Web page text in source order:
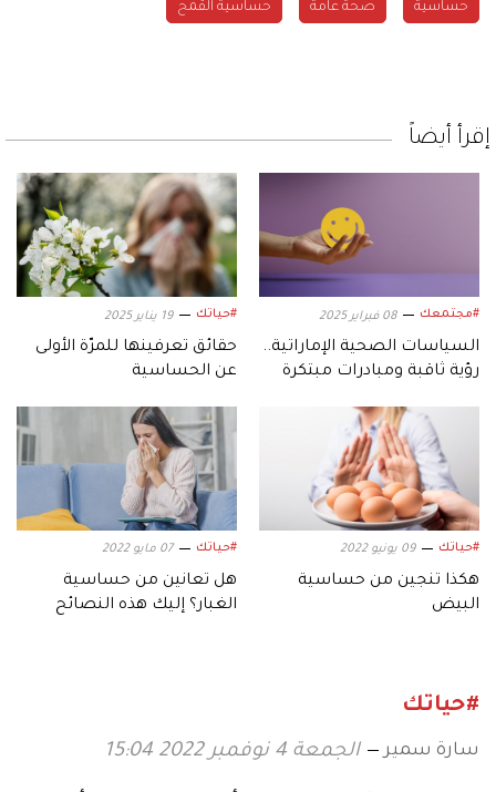
حساسية صحة عامة حساسية القمح
إقرأ أيضاً
#مجتمعك 08 فبراير 2025
السياسات الصحية الإماراتية..
رؤية ثاقبة ومبادرات مبتكرة
#حياتك 19 يناير 2025
حقائق تعرفينها للمرّة الأولى
عن الحساسية
#حياتك 09 يونيو 2022
هكذا تنجين من حساسية
البيض
#حياتك 07 مايو 2022
هل تعانين من حساسية
الغبار؟ إليك هذه النصائح
#حياتك
سارة سمير الجمعة 4 نوفمبر 2022 15:04